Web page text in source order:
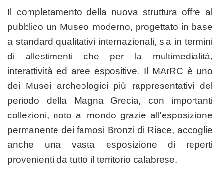
Il completamento della nuova struttura offre al
pubblico un Museo moderno, progettato in base
a standard qualitativi internazionali, sia in termini
di allestimenti che per la multimedialità,
interattività ed aree espositive. Il MArRC è uno
dei Musei archeologici più rappresentativi del
periodo della Magna Grecia, con importanti
collezioni, noto al mondo grazie all'esposizione
permanente dei famosi Bronzi di Riace, accoglie
anche una vasta esposizione di reperti
provenienti da tutto il territorio calabrese.